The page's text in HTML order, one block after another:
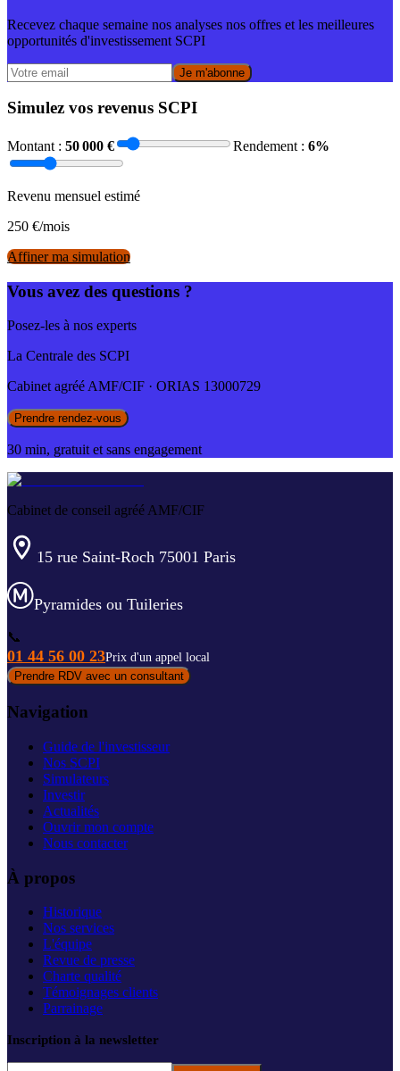
Recevez chaque semaine nos analyses nos offres et les meilleures
opportunités d'investissement SCPI
Je m'abonne
Simulez vos revenus SCPI
Montant : 50 000 € Rendement : 6%
Revenu mensuel estimé
250 €/mois
Affiner ma simulation
Vous avez des questions ?
Posez-les à nos experts
La Centrale des SCPI
Cabinet agréé AMF/CIF · ORIAS 13000729
Prendre rendez-vous
30 min, gratuit et sans engagement
Cabinet de conseil agréé AMF/CIF
15 rue Saint-Roch 75001 Paris
Pyramides ou Tuileries
📞
01 44 56 00 23Prix d'un appel local
Prendre RDV avec un consultant
Navigation
Guide de l'investisseur
Nos SCPI
Simulateurs
Investir
Actualités
Ouvrir mon compte
Nous contacter
À propos
Historique
Nos services
L'équipe
Revue de presse
Charte qualité
Témoignages clients
Parrainage
Inscription à la newsletter